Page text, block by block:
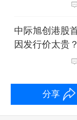
客户有信心
从市场
TrendForce
称，全球AI
中际旭创港股
因发行价太贵
分享